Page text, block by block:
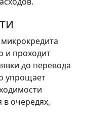
и проходит
до перевода
упрощает
очередях,